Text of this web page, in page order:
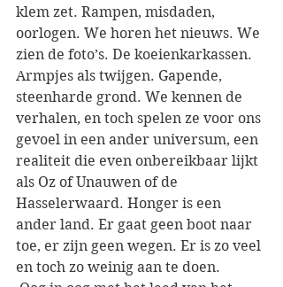
klem zet. Rampen, misdaden,
oorlogen. We horen het nieuws. We
zien de foto’s. De koeienkarkassen.
Armpjes als twijgen. Gapende,
steenharde grond. We kennen de
verhalen, en toch spelen ze voor ons
gevoel in een ander universum, een
realiteit die even onbereikbaar lijkt
als Oz of Unauwen of de
Hasselerwaard. Honger is een
ander land. Er gaat geen boot naar
toe, er zijn geen wegen. Er is zo veel
en toch zo weinig aan te doen.